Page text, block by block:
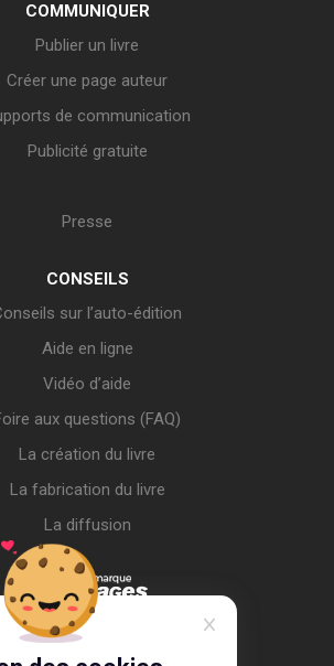
COMMUNIQUER
Publier un livre
Créer une page auteur
de communication
Publicité gratuite
Presse
CONSEILS
sur l’auto-édition
Aide en ligne
Vidéo d’aide
aux questions (FAQ)
La création du livre
La fabrication du livre
La diffusion